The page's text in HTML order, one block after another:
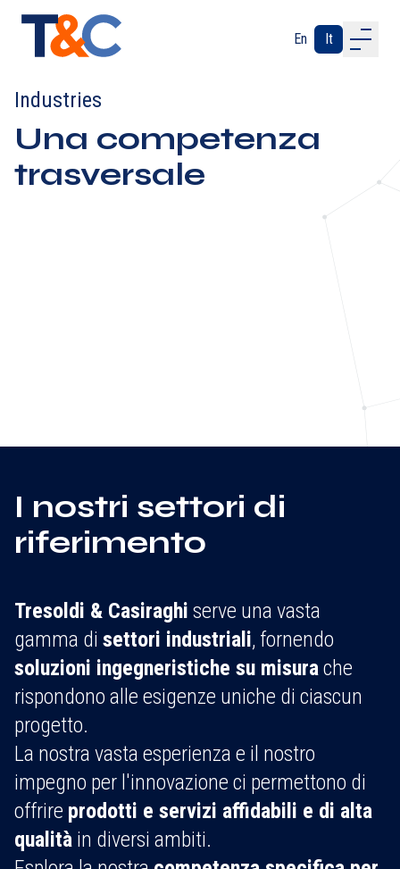
En It
INDUSTRIES
SERVICES
CONTACTS
Industries
Una competenza
trasversale
I nostri settori di
riferimento
Tresoldi & Casiraghi serve una vasta
gamma di settori industriali, fornendo
soluzioni ingegneristiche su misurache
rispondono alle esigenze uniche di ciascun
progetto.
La nostra vasta esperienza e il nostro
impegno per l'innovazione ci permettono di
offrire prodotti e servizi affidabili e di alta
qualità in diversi ambiti.